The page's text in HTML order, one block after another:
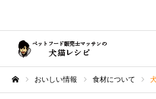
おいしい情報 食材について 犬猫